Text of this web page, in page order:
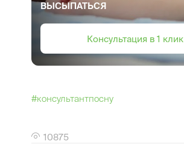
ВЫСЫПАТЬСЯ
Консультация в 1 клик
#консультантпосну
10875